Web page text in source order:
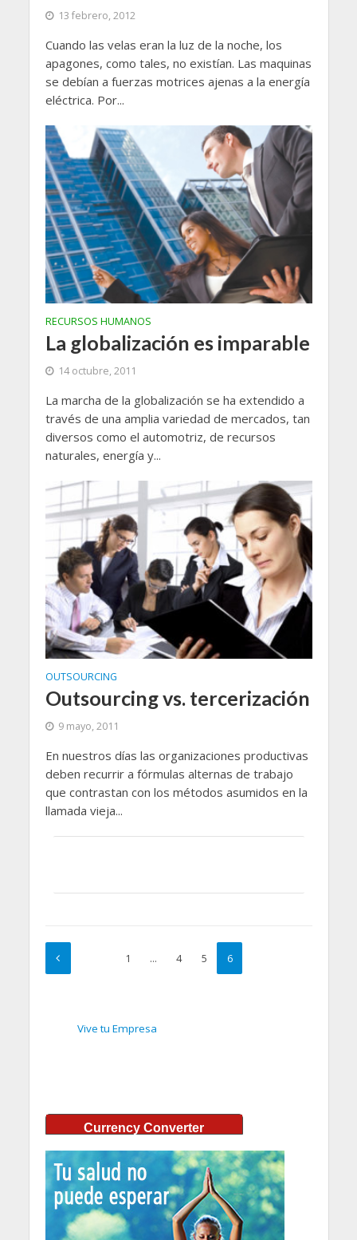
13 febrero, 2012
Cuando las velas eran la luz de la noche, los
apagones, como tales, no existían. Las maquinas
se debían a fuerzas motrices ajenas a la energía
eléctrica. Por...
RECURSOS HUMANOS
La globalización es imparable
14 octubre, 2011
La marcha de la globalización se ha extendido a
través de una amplia variedad de mercados, tan
diversos como el automotriz, de recursos
naturales, energía y...
OUTSOURCING
Outsourcing vs. tercerización
9 mayo, 2011
En nuestros días las organizaciones productivas
deben recurrir a fórmulas alternas de trabajo
que contrastan con los métodos asumidos en la
llamada vieja...
1 … 4 5 6
Vive tu Empresa
Currency Converter